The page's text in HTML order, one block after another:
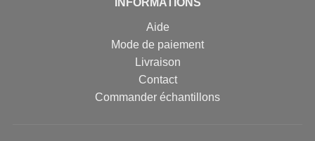
INFORMATIONS
Aide
Mode de paiement
Livraison
Contact
Commander échantillons